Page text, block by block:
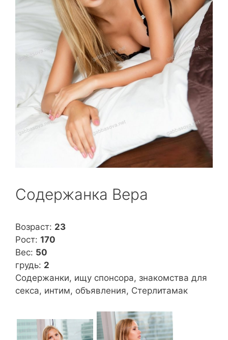
Содержанка Вера
Возраст: 23
Рост: 170
Вес: 50
грудь: 2
Содержанки, ищу спонсора, знакомства для
секса, интим, объявления, Стерлитамак